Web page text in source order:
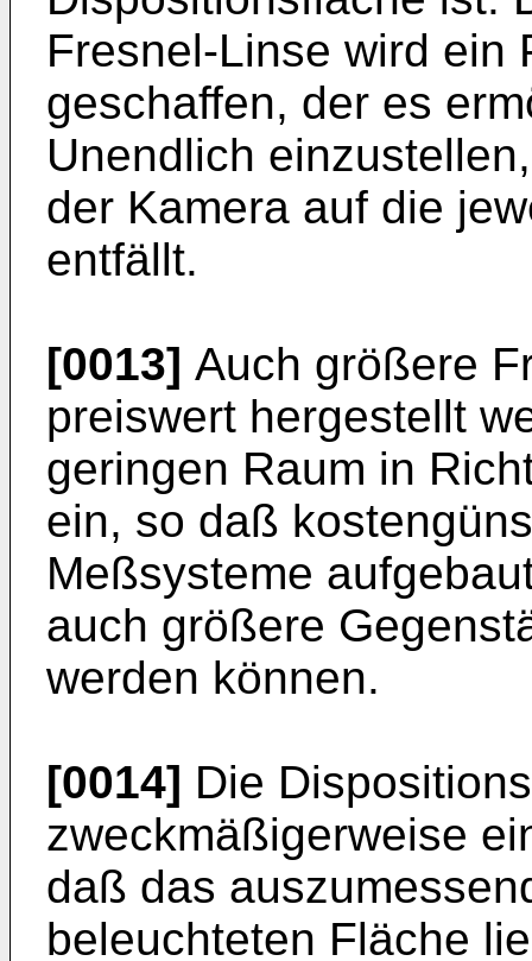
Fresnel-Linse wird ein
geschaffen, der es
Unendlich
der Kamera auf die
entfällt.
[0013] Auch größere
preiswert hergestellt
geringen Raum in
ein, so daß
Meßsysteme
auch größere
werden können.
[0014] Die
zweckmäßigerweise
daß das
beleuchteten Fläche